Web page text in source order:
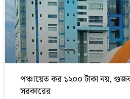
পঞ্চায়েত কর ১২০০ টাকা নয়, গুজব
সরকারের